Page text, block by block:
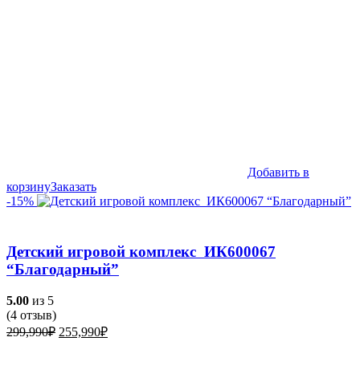
Добавить в
корзинуЗаказать
-15%
Детский игровой комплекс ИК600067
“Благодарный”
5.00 из 5
(4 отзыв)
299,990₽ Первоначальная
255,990₽Текущая